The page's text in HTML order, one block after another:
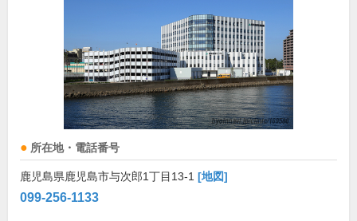
所在地・電話番号
鹿児島県鹿児島市与次郎1丁目13-1 [地図]
099-256-1133